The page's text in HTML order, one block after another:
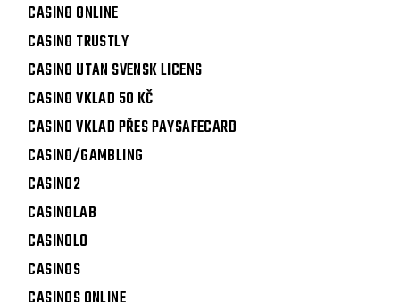
CASINO ONLINE
CASINO TRUSTLY
CASINO UTAN SVENSK LICENS
CASINO VKLAD 50 KČ
CASINO VKLAD PŘES PAYSAFECARD
CASINO/GAMBLING
CASINO2
CASINOLAB
CASINOLO
CASINOS